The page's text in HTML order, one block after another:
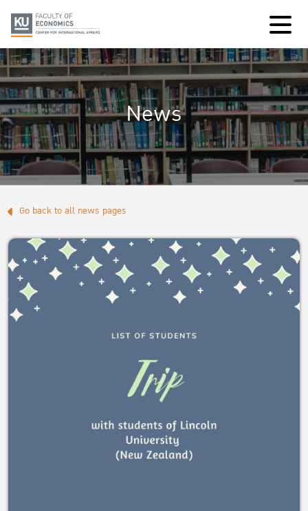
News
Go back to all news pages